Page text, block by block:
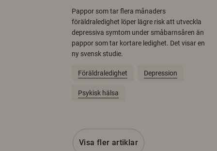
Pappor som tar flera månaders
föräldraledighet löper lägre risk att utveckla
depressiva symtom under småbarnsåren än
pappor som tar kortare ledighet. Det visar en
ny svensk studie.
Föräldraledighet Depression
Psykisk hälsa
Visa fler artiklar